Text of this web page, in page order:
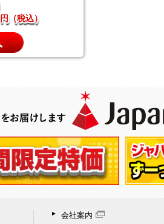
円（税込）
会社案内